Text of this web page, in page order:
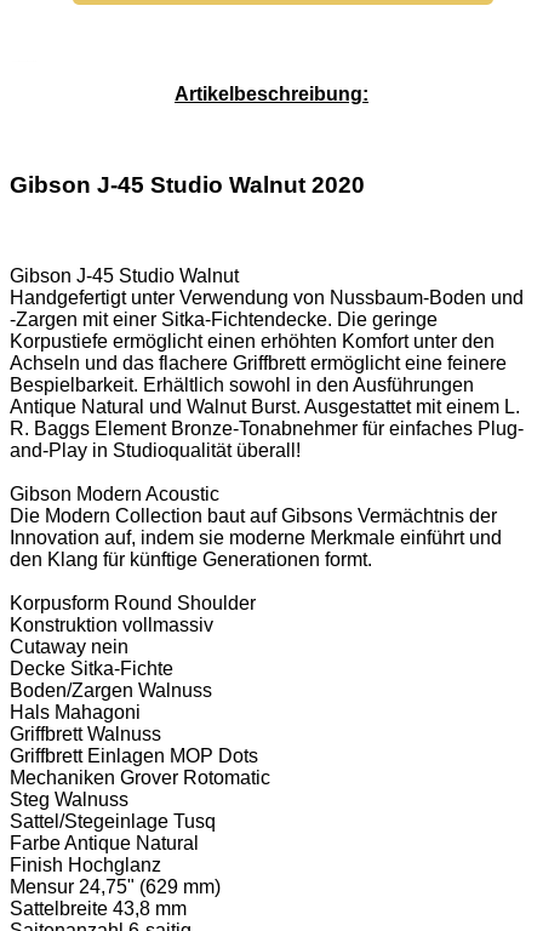
Artikelbeschreibung:
Gibson J-45 Studio Walnut 2020
Gibson J-45 Studio Walnut
Handgefertigt unter Verwendung von Nussbaum-Boden und
-Zargen mit einer Sitka-Fichtendecke. Die geringe
Korpustiefe ermöglicht einen erhöhten Komfort unter den
Achseln und das flachere Griffbrett ermöglicht eine feinere
Bespielbarkeit. Erhältlich sowohl in den Ausführungen
Antique Natural und Walnut Burst. Ausgestattet mit einem L.
R. Baggs Element Bronze-Tonabnehmer für einfaches Plug-
and-Play in Studioqualität überall!
Gibson Modern Acoustic
Die Modern Collection baut auf Gibsons Vermächtnis der
Innovation auf, indem sie moderne Merkmale einführt und
den Klang für künftige Generationen formt.
Korpusform Round Shoulder
Konstruktion vollmassiv
Cutaway nein
Decke Sitka-Fichte
Boden/Zargen Walnuss
Hals Mahagoni
Griffbrett Walnuss
Griffbrett Einlagen MOP Dots
Mechaniken Grover Rotomatic
Steg Walnuss
Sattel/Stegeinlage Tusq
Farbe Antique Natural
Finish Hochglanz
Mensur 24,75" (629 mm)
Sattelbreite 43,8 mm